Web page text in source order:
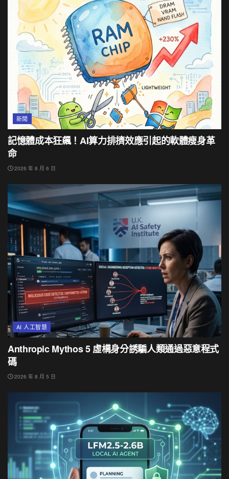
新聞
記憶體成本狂飆！AI算力排擠效應引起的軟體瘦身革
命
2026 年 8 月 6 日
AI 人工智慧
Anthropic Mythos 5 虛構身分誘騙人類通過惡意程式
碼
2026 年 8 月 5 日